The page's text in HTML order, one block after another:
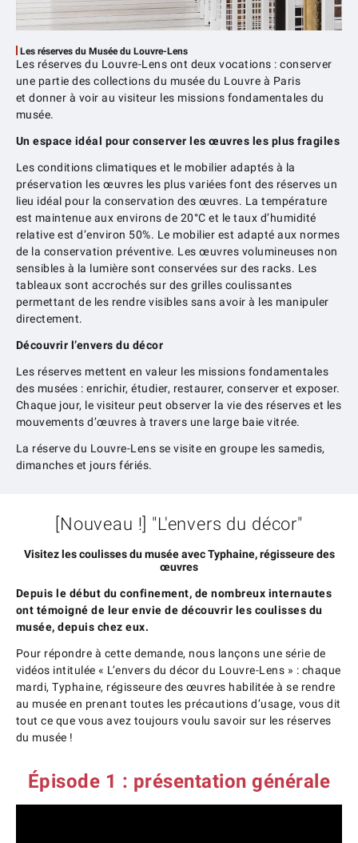
Les réserves du Musée du Louvre-Lens
Les réserves du Louvre-Lens ont deux vocations :conserver
une partie des collections du musée du Louvre à Paris
etdonner à voir au visiteur les missions fondamentales du
musée.
Un espace idéal pour conserver les œuvres les plus fragiles
Les conditions climatiques et le mobilier adaptés à la
préservation les œuvres les plus variées font des réserves un
lieu idéal pour la conservation des œuvres. La température
est maintenue aux environs de 20°C et le taux d’humidité
relative est d’environ 50%. Le mobilier est adapté aux normes
de la conservation préventive. Les œuvres volumineuses non
sensibles à la lumière sont conservées sur des racks. Les
tableaux sont accrochés sur des grilles coulissantes
permettant de les rendre visibles sans avoir à les manipuler
directement.
Découvrir l’envers du décor
Les réserves mettent en valeur les missions fondamentales
des musées : enrichir, étudier, restaurer, conserver et exposer.
Chaque jour, le visiteur peut observer la vie des réserves et les
mouvements d’œuvres à travers une large baie vitrée.
La réserve du Louvre-Lens se visite en groupe les samedis,
dimanches et jours fériés.
[Nouveau !] "L'envers du décor"
Visitez les coulisses du musée avec Typhaine, régisseure des
œuvres
Depuis le début du confinement, de nombreux internautes
ont témoigné de leur envie de découvrir les coulisses du
musée, depuis chez eux.
Pour répondre à cette demande, nous lançons une série de
vidéos intitulée « L’envers du décor du Louvre-Lens » : chaque
mardi, Typhaine, régisseure des œuvres habilitée à se rendre
au musée en prenant toutes les précautions d’usage, vous dit
tout ce que vous avez toujours voulu savoir sur les réserves
du musée !
Épisode 1 : présentation générale